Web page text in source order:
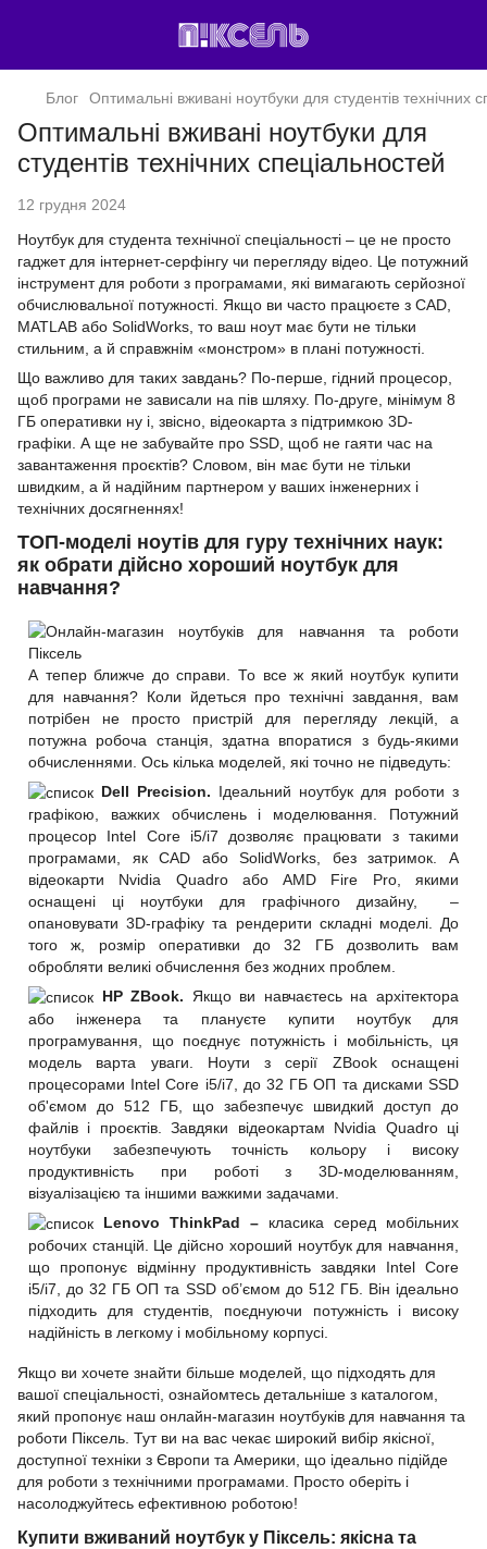
Блог Оптимальні вживані ноутбуки для студентів технічних
Оптимальні вживані ноутбуки для
студентів технічних спеціальностей
12 грудня 2024
Ноутбук для студента технічної спеціальності – це не просто
гаджет для інтернет-серфінгу чи перегляду відео. Це потужний
інструмент для роботи з програмами, які вимагають серйозної
обчислювальної потужності. Якщо ви часто працюєте з CAD,
MATLAB або SolidWorks, то ваш ноут має бути не тільки
стильним, а й справжнім «монстром» в плані потужності.
Що важливо для таких завдань? По-перше, гідний процесор,
щоб програми не зависали на пів шляху. По-друге, мінімум 8
ГБ оперативки ну і, звісно, відеокарта з підтримкою 3D-
графіки. А ще не забувайте про SSD, щоб не гаяти час на
завантаження проєктів? Словом, він має бути не тільки
швидким, а й надійним партнером у ваших інженерних і
технічних досягненнях!
ТОП-моделі ноутів для гуру технічних наук:
як обрати дійсно хороший ноутбук для
навчання?
А тепер ближче до справи. То все ж який ноутбук купити
для навчання? Коли йдеться про технічні завдання, вам
потрібен не просто пристрій для перегляду лекцій, а
потужна робоча станція, здатна впоратися з будь-якими
обчисленнями. Ось кілька моделей, які точно не підведуть:
Dell Precision. Ідеальний ноутбук для роботи з
графікою, важких обчислень і моделювання. Потужний
процесор Intel Core i5/i7 дозволяє працювати з такими
програмами, як CAD або SolidWorks, без затримок. А
відеокарти Nvidia Quadro або AMD Fire Pro, якими
оснащені ці ноутбуки для графічного дизайну, –
опановувати 3D-графіку та рендерити складні моделі. До
того ж, розмір оперативки до 32 ГБ дозволить вам
обробляти великі обчислення без жодних проблем.
HP ZBook. Якщо ви навчаєтесь на архітектора
або інженера та плануєте купити ноутбук для
програмування, що поєднує потужність і мобільність, ця
модель варта уваги. Ноути з серії ZBook оснащені
процесорами Intel Core i5/i7, до 32 ГБ ОП та дисками SSD
об'ємом до 512 ГБ, що забезпечує швидкий доступ до
файлів і проєктів. Завдяки відеокартам Nvidia Quadro ці
ноутбуки забезпечують точність кольору і високу
продуктивність при роботі з 3D-моделюванням,
візуалізацією та іншими важкими задачами.
Lenovo ThinkPad – класика серед мобільних
робочих станцій. Це дійсно хороший ноутбук для навчання,
що пропонує відмінну продуктивність завдяки Intel Core
i5/i7, до 32 ГБ ОП та SSD об’ємом до 512 ГБ. Він ідеально
підходить для студентів, поєднуючи потужність і високу
надійність в легкому і мобільному корпусі.
Якщо ви хочете знайти більше моделей, що підходять для
вашої спеціальності, ознайомтесь детальніше з каталогом,
який пропонує наш онлайн-магазин ноутбуків для навчання та
роботи Піксель. Тут ви на вас чекає широкий вибір якісної,
доступної техніки з Європи та Америки, що ідеально підійде
для роботи з технічними програмами. Просто оберіть і
насолоджуйтесь ефективною роботою!
Купити вживаний ноутбук у Піксель: якісна та